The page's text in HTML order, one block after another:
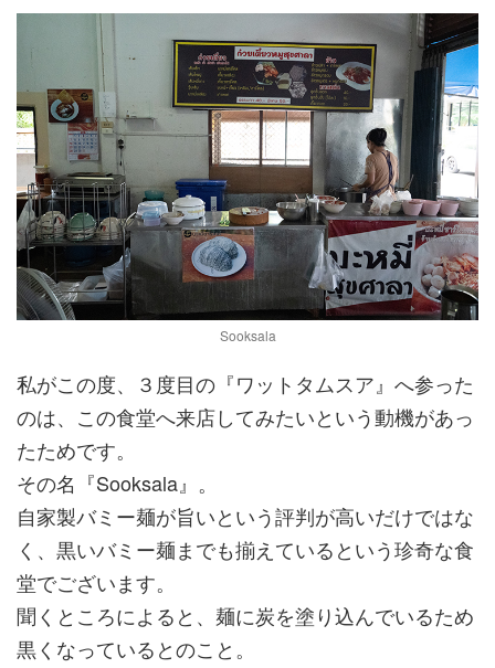
Sooksala
私がこの度、３度目の『ワットタムスア』へ参った
のは、この食堂へ来店してみたいという動機があっ
たためです。
その名『Sooksala』。
自家製バミー麺が旨いという評判が高いだけではな
く、黒いバミー麺までも揃えているという珍奇な食
堂でございます。
聞くところによると、麺に炭を塗り込んでいるため
黒くなっているとのこと。